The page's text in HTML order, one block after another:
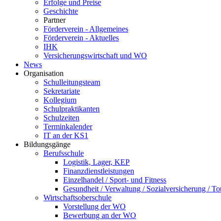
Erfolge und Preise
Geschichte
Partner
Förderverein - Allgemeines
Förderverein - Aktuelles
IHK
Versicherungswirtschaft und WO
News
Organisation
Schulleitungsteam
Sekretariate
Kollegium
Schulpraktikanten
Schulzeiten
Terminkalender
IT an der KS1
Bildungsgänge
Berufsschule
Logistik, Lager, KEP
Finanzdienstleistungen
Einzelhandel / Sport- und Fitness
Gesundheit / Verwaltung / Sozialversicherung /
Wirtschaftsoberschule
Vorstellung der WO
Bewerbung an der WO